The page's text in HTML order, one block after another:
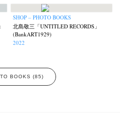
SHOP – PHOTO BOOKS
北島敬三「UNTITLED RECORDS」
(BankART1929)
2022
BOOKS (85)